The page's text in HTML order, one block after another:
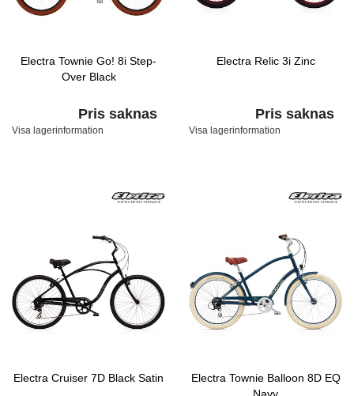
Electra Townie Go! 8i Step-
Over Black
Pris saknas
Visa lagerinformation
Electra Relic 3i Zinc
Pris saknas
Visa lagerinformation
Electra Cruiser 7D Black Satin
Electra Townie Balloon 8D EQ